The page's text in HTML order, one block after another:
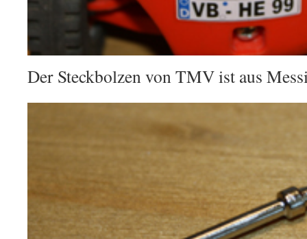
Der Steckbolzen von TMV ist aus